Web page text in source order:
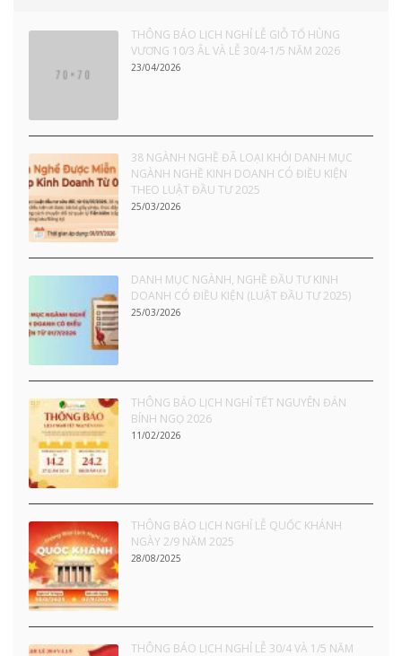
THÔNG BÁO LỊCH NGHỈ LỄ GIỖ TỔ HÙNG
VƯƠNG 10/3 ÂL VÀ LỄ 30/4-1/5 NĂM 2026
23/04/2026
38 NGÀNH NGHỀ ĐÃ LOẠI KHỎI DANH MỤC
NGÀNH NGHỀ KINH DOANH CÓ ĐIỀU KIỆN
THEO LUẬT ĐẦU TƯ 2025
25/03/2026
DANH MỤC NGÀNH, NGHỀ ĐẦU TƯ KINH
DOANH CÓ ĐIỀU KIỆN (LUẬT ĐẦU TƯ 2025)
25/03/2026
THÔNG BÁO LỊCH NGHỈ TẾT NGUYÊN ĐÁN
BÍNH NGỌ 2026
11/02/2026
THÔNG BÁO LỊCH NGHỈ LỄ QUỐC KHÁNH
NGÀY 2/9 NĂM 2025
28/08/2025
THÔNG BÁO LỊCH NGHỈ LỄ 30/4 VÀ 1/5 NĂM